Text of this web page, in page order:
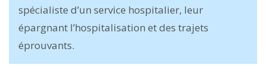
spécialiste d’un service hospitalier, leur
épargnant l’hospitalisation et des trajets
éprouvants.